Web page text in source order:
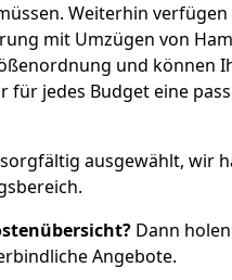
Weiterhin
mit Umzügen von
und können
für jedes Budget eine
ausgewählt, wir
Dann
Angebote.